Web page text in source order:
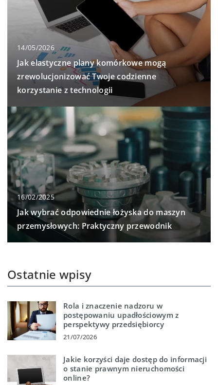
14/05/2026
Jak elastyczne plany komórkowe mogą
zrewolucjonizować Twoje codzienne
korzystanie z technologii
16/02/2025
Jak wybrać odpowiednie łożyska do maszyn
przemysłowych: Praktyczny przewodnik
Ostatnie wpisy
Rola i znaczenie nadzoru w
postępowaniu upadłościowym z
perspektywy przedsiębiorcy
21/07/2026
Jakie korzyści daje dostęp do informacji
o stanie prawnym nieruchomości
online?